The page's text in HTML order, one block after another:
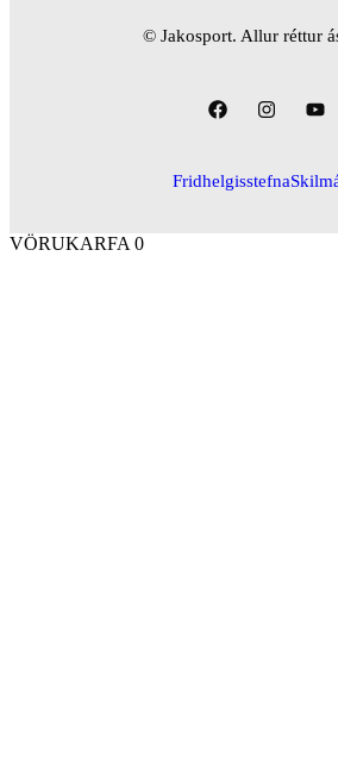
© Jakosport. Allur réttur
Fridhelgisstefna
VÖRUKARFA0